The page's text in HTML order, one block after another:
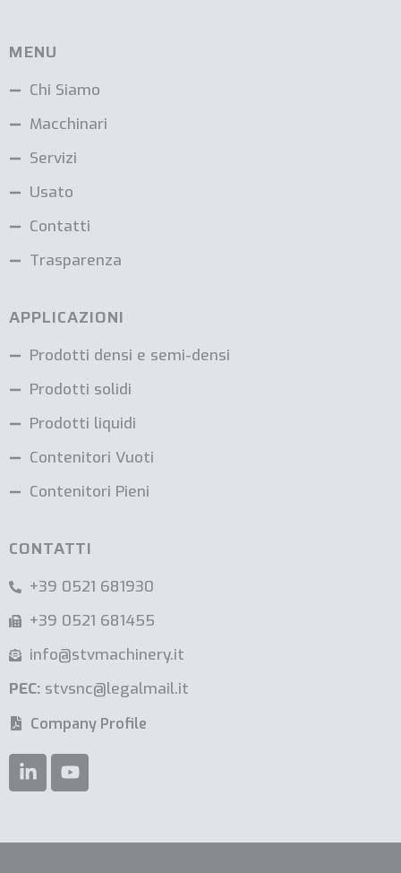
MENU
Chi Siamo
Macchinari
Servizi
Usato
Contatti
Trasparenza
APPLICAZIONI
Prodotti densi e semi-densi
Prodotti solidi
Prodotti liquidi
Contenitori Vuoti
Contenitori Pieni
CONTATTI
+39 0521 681930
+39 0521 681455
info@stvmachinery.it
PEC: stvsnc@legalmail.it
Company Profile